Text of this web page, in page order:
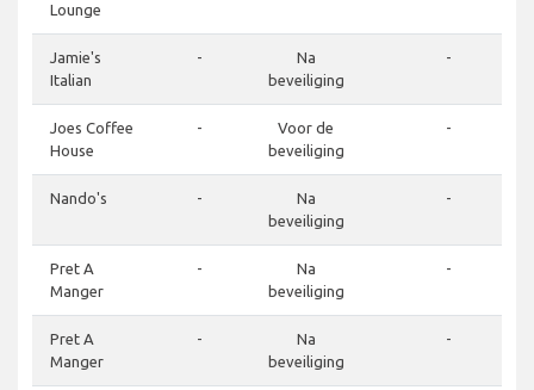
Lounge
Jamie's
Italian
-
Na
beveiliging
-
Joes Coffee
House
-
Voor de
beveiliging
-
Nando's -
Na
beveiliging
-
Pret A
Manger
-
Na
beveiliging
-
Pret A
Manger
-
Na
beveiliging
-